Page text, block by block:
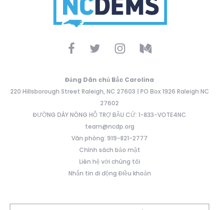
Đảng Dân chủ Bắc Carolina
220 Hillsborough Street Raleigh, NC 27603 | PO Box 1926 Raleigh NC
27602
ĐƯỜNG DÂY NÓNG HỖ TRỢ BẦU CỬ: 1-833-VOTE4NC
team@ncdp.org
Văn phòng: 919-821-2777
Chính sách bảo mật
Liên hệ với chúng tôi
Nhắn tin di động Điều khoản